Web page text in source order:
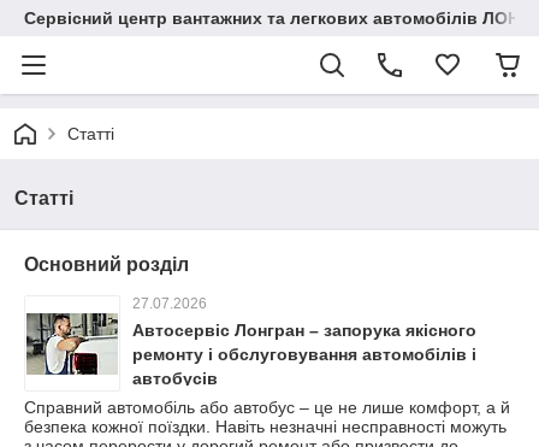
Сервісний центр вантажних та легкових автомобілів
Статті
Статті
Основний розділ
27.07.2026
Автосервіс Лонгран – запорука якісного
ремонту і обслуговування автомобілів і
автобусів
Справний автомобіль або автобус – це не лише комфорт, а й
безпека кожної поїздки. Навіть незначні несправності можуть